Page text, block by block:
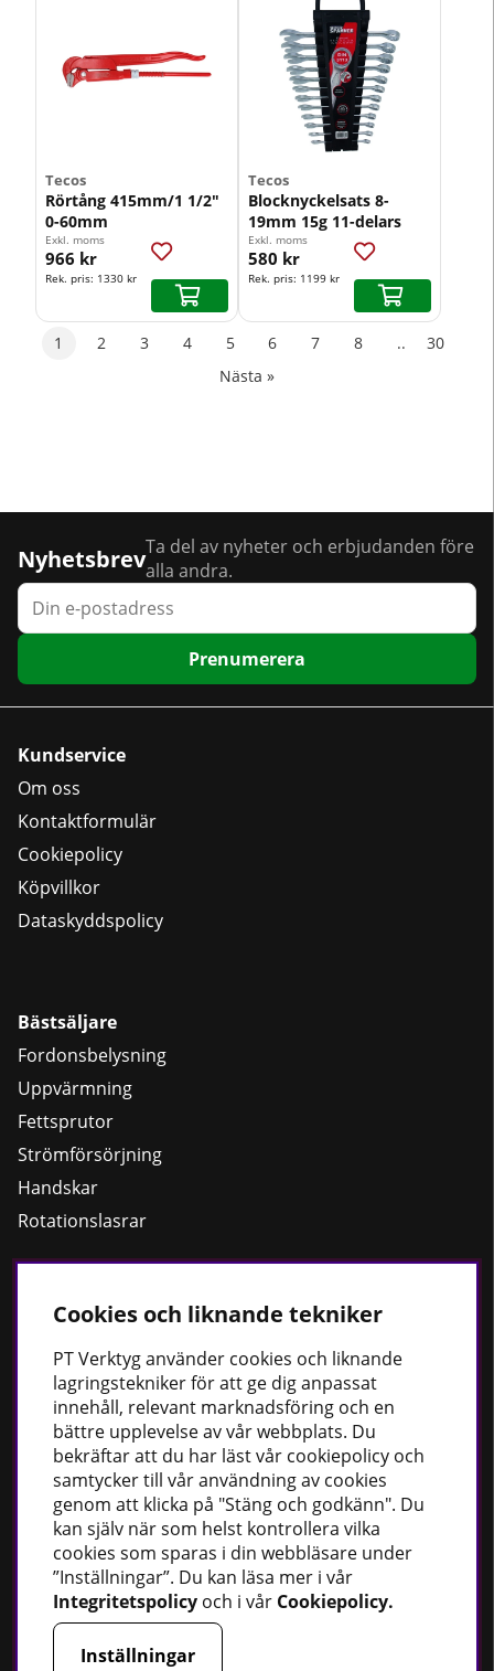
Tecos
Rörtång 415mm/1 1/2"
0-60mm
Exkl. moms
966 kr
Rek. pris: 1330 kr
Tecos
Blocknyckelsats 8-
19mm 15g 11-delars
Exkl. moms
580 kr
Rek. pris: 1199 kr
1 2 3 4 5 6 7 8 ..
30
Nästa »
NyhetsbrevTa del av nyheter och erbjudanden före
alla andra.
Prenumerera
Kundservice
Om oss
Kontaktformulär
Cookiepolicy
Köpvillkor
Dataskyddspolicy
Bästsäljare
Fordonsbelysning
Uppvärmning
Fettsprutor
Strömförsörjning
Handskar
Rotationslasrar
Håll dig uppdaterad
Nyheter
Guider
Facebook
Instagram
PT Verktyg AB
Stationsvägen 30
541 77 Skövde
Sverige
Telefon:0500 - 49 95 80
Cookies och liknande tekniker
PTVerktyg använder cookies och liknande
lagringstekniker för att ge dig anpassat
innehåll, relevant marknadsföring och en
bättre upplevelse av vår webbplats. Du
bekräftar att du har läst vår cookiepolicy och
samtycker till vår användning av cookies
genom att klicka på "Stäng och godkänn". Du
kan själv när som helst kontrollera vilka
cookies som sparas i din webbläsare under
”Inställningar”. Du kan läsa mer i vår
Integritetspolicy och i vår Cookiepolicy.
Inställningar